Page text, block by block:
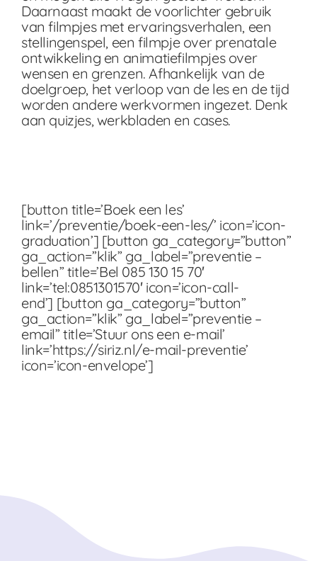
Daarnaast maakt de voorlichter gebruik
van filmpjes met ervaringsverhalen, een
stellingenspel, een filmpje over prenatale
ontwikkeling en animatiefilmpjes over
wensen en grenzen. Afhankelijk van de
doelgroep, het verloop van de les en de tijd
worden andere werkvormen ingezet. Denk
aan quizjes, werkbladen en cases.
[button title=’Boek een les’
link=’/preventie/boek-een-les/’ icon=’icon-
graduation’] [button ga_category=”button”
ga_action=”klik” ga_label=”preventie –
bellen” title=’Bel 085 130 15 70′
link=’tel:0851301570′ icon=’icon-call-
end’] [button ga_category=”button”
ga_action=”klik” ga_label=”preventie –
email” title=’Stuur ons een e-mail’
link=’https://siriz.nl/e-mail-preventie’
icon=’icon-envelope’]